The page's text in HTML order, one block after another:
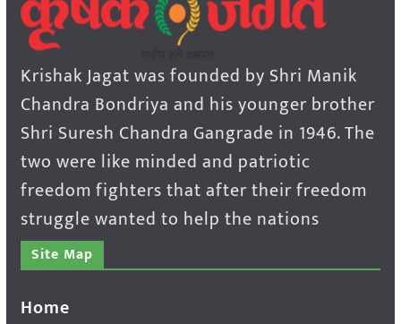
Krishak Jagat was founded by Shri Manik
Chandra Bondriya and his younger brother
Shri Suresh Chandra Gangrade in 1946. The
two were like minded and patriotic
freedom fighters that after their freedom
struggle wanted to help the nations
Site Map
Home